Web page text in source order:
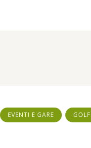
EVENTI E GARE